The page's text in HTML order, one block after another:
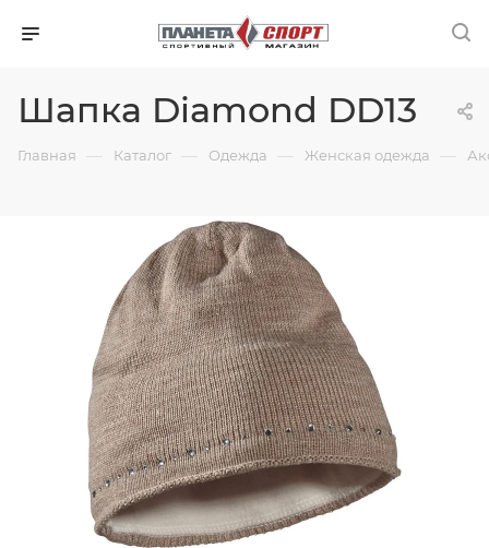
Шапка Diamond DD13
Главная — Каталог — Одежда — Женская одежда —